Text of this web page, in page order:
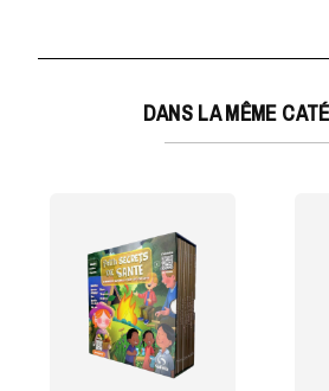
DANS LA MÊME
: ZABOU Un livret, avec des illustrations très...